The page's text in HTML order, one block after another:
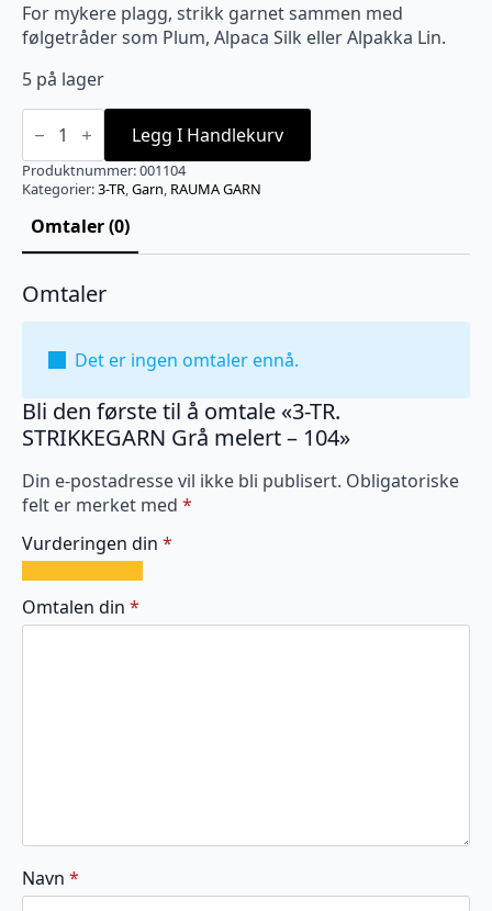
For mykere plagg, strikk garnet sammen med
følgetråder som Plum, Alpaca Silk eller Alpakka Lin.
5 på lager
3-
TR.
Grå
melert
104
antall
Legg I Handlekurv
Produktnummer:001104
Kategorier:3-TR,Garn, RAUMA GARN
Omtaler (0)
Omtaler
Det er ingen omtaler ennå.
Bli den første til å omtale «3-TR.
STRIKKEGARN Grå melert – 104»
Din e-postadresse vil ikke bli publisert. Obligatoriske
felt er merket med *
Vurderingen din *
av
5
av
5
av
5
av
5
av
5
Omtalen din *
Navn *